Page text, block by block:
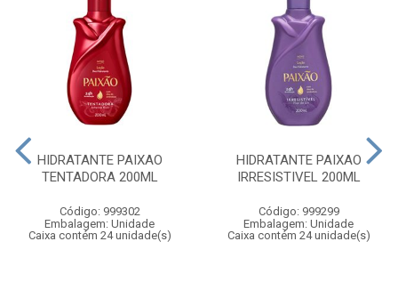
HIDRATANTE PAIXAO
TENTADORA 200ML
Código: 999302
Embalagem: Unidade
Caixa contém 24 unidade(s)
HIDRATANTE PAIXAO
IRRESISTIVEL 200ML
Código: 999299
Embalagem: Unidade
Caixa contém 24 unidade(s)